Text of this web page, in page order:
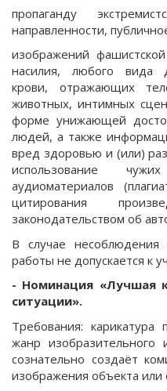
пропаганду
направленности,
изображений
насилия, любого вида
крови, отражающих
животных, интимных
форме унижающей
людей, а также
вред здоровью и (или)
использование
аудиоматериалов
цитирования
законодательством об
В случае несоблюдения
работы не допускается к
- Номинация «Лучшая
ситуации».
Требования:
жанр изобразительного
сознательно создаёт
изображения объекта